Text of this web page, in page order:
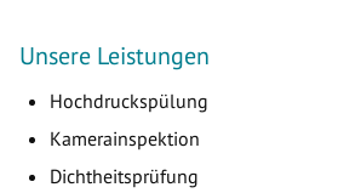
Unsere Leistungen
Hochdruckspülung
Kamerainspektion
Dichtheitsprüfung